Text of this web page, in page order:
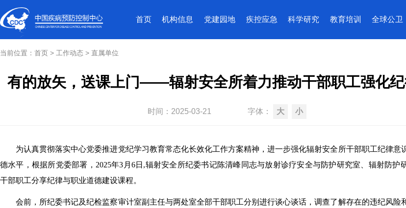
首页 机构信息 党建园地 疾控应急 科学研究 教育培训 全球公卫
当前位置： 首页 > 工作动态 > 直属单位
有的放矢，送课上门——辐射安全所着力推动干部职工强化
时间： 2025-03-21 字体： 大 小
为认真贯彻落实中心党委推进党纪学习教育常态化长效化工作方案精神，进一步强化辐射安全所干部职工纪律意
德水平，根据所党委部署，2025年3月6日,辐射安全所纪委书记陈清峰同志与放射诊疗安全与防护研究室、辐射防护
干部职工分享纪律与职业道德建设课程。
会前，所纪委书记及纪检监察审计室副主任与两处室全部干部职工分别进行谈心谈话，调查了解存在的违纪风险